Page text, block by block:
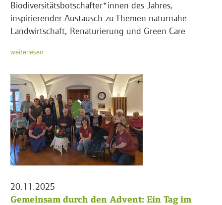
Biodiversitätsbotschafter*innen des Jahres,
inspirierender Austausch zu Themen naturnahe
Landwirtschaft, Renaturierung und Green Care
weiterlesen
20.11.2025
Gemeinsam durch den Advent: Ein Tag im